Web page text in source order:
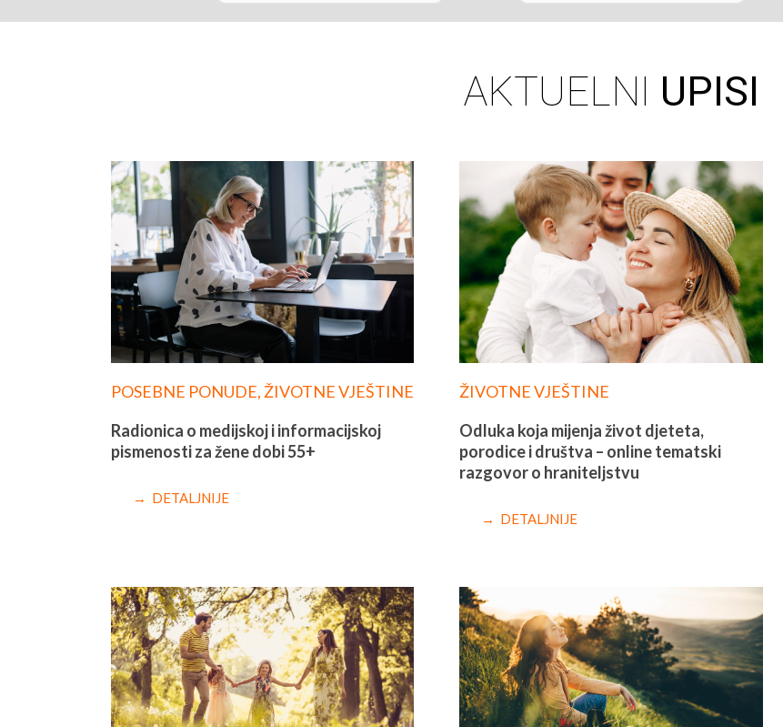
AKTUELNI UPISI
POSEBNE PONUDE, ŽIVOTNE VJEŠTINE
Radionica o medijskoj i informacijskoj
pismenosti za žene dobi 55+
→ DETALJNIJE
ŽIVOTNE VJEŠTINE
Odluka koja mijenja život djeteta,
porodice i društva – online tematski
razgovor o hraniteljstvu
→ DETALJNIJE
P
a
g
e
P
a
g
e
P
a
g
e